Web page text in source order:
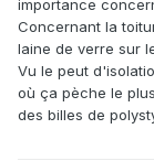
importance
Concernant la
laine de verre sur
Vu le peut
où ça pèche le
des billes de